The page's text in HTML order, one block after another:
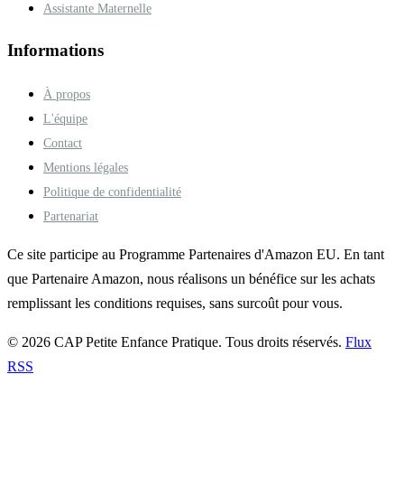
Assistante Maternelle
Informations
À propos
L'équipe
Contact
Mentions légales
Politique de confidentialité
Partenariat
Ce site participe au Programme Partenaires d'Amazon EU. En tant
que Partenaire Amazon, nous réalisons un bénéfice sur les achats
remplissant les conditions requises, sans surcoût pour vous.
© 2026 CAP Petite Enfance Pratique. Tous droits réservés. Flux
RSS